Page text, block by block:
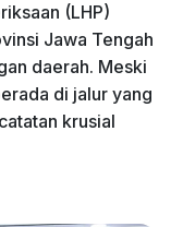
(LHP)
Jawa Tengah
daerah. Meski
di jalur yang
krusial